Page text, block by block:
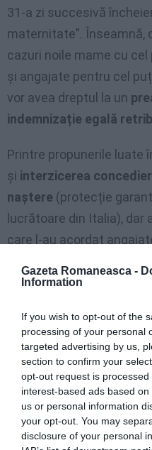
Gazeta Romaneasca -
Information
If you wish to opt-out of the
processing of your personal
targeted advertising by us,
section to confirm your
opt-out request is
interest-based ads based
us or personal information
your opt-out. You may
disclosure of your personal
31-a zi succesivă
maternitate”. Înseamnă,
cazuri noile mame cu
și angajate pentru cel
vor avea dreptul la un
indemnizație egală
Printre propunerile luate
și interzicerea
naștere (protecție
lucrătoare din Italia),
care l-au acordat
Convenției
domestică demnă, pe
munci, ar putea oricum,
nouăți în această
Federația italiană a
domestici a informat că
muncă domestică se va
asistenței prestate